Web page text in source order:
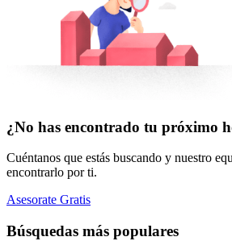
¿No has encontrado tu próximo
Cuéntanos que estás buscando y nuestro
encontrarlo por ti.
Asesorate Gratis
Búsquedas más populares